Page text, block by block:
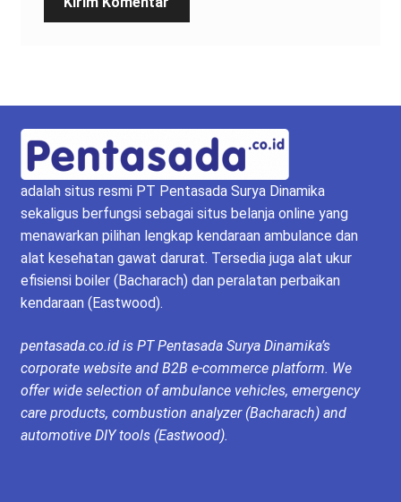
adalah situs resmi PT Pentasada Surya Dinamika
sekaligus berfungsi sebagai situs belanja online yang
menawarkan pilihan lengkap kendaraan ambulance dan
alat kesehatan gawat darurat. Tersedia juga alat ukur
efisiensi boiler (Bacharach) dan peralatan perbaikan
kendaraan (Eastwood).
pentasada.co.id is PT Pentasada Surya Dinamika’s
corporate website and B2B e-commerce platform. We
offer wide selection of ambulance vehicles, emergency
care products, combustion analyzer (Bacharach) and
automotive DIY tools (Eastwood).